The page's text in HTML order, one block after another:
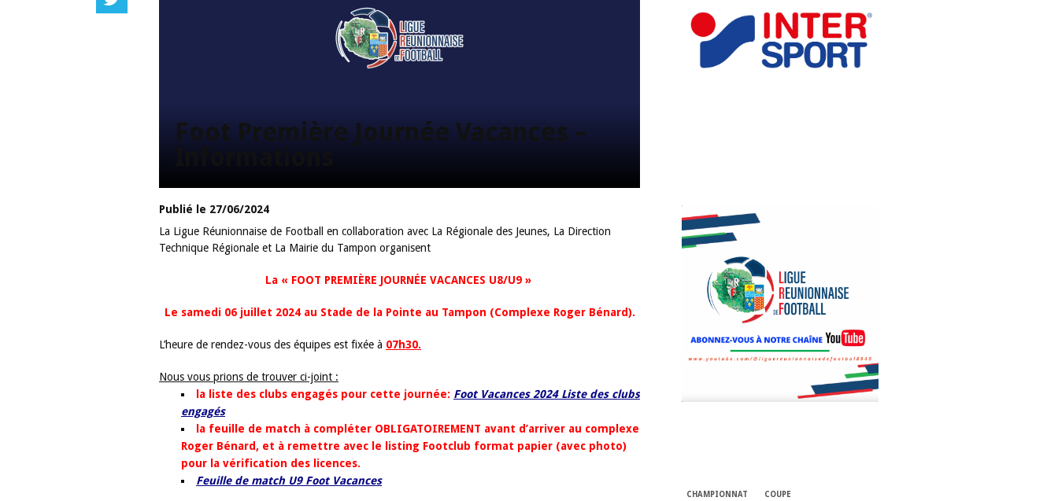
Foot Première Journée Vacances –
Publié le 27/06/2024
La Ligue Réunionnaise de Football en collaboration avec La Régionale des Jeunes, La Direction
Technique Régionale et La Mairie du Tampon organisent
La « FOOT PREMIÈRE JOURNÉE VACANCES U8/U9 »
le samedi 06 juillet 2024 au Stade de la Pointe au Tampon (Complexe Roger Bénard).
L’heure de rendez-vous des équipes est fixée à 07h30.
Nous vous prions de trouver ci-joint :
la liste des clubs engagés pour cette journée: Foot Vacances 2024 Liste des clubs
engagés
la feuille de match à compléter OBLIGATOIREMENT avant d’arriver au complexe
Roger Bénard, et à remettre avec le listing Footclub format papier (avec photo)
pour la vérification des licences.
Feuille de match U9 Foot Vacances
CHAMPIONNAT COUPE